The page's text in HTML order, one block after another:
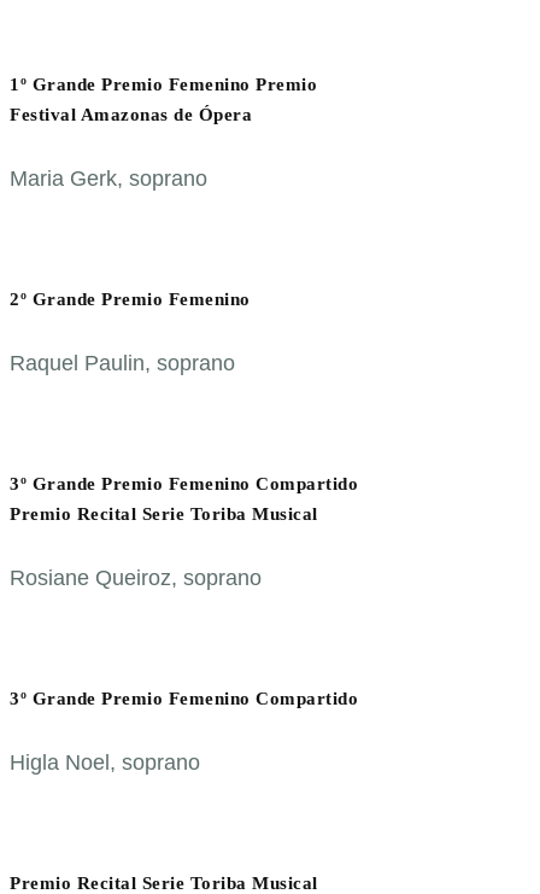
1º Grande Premio Femenino Premio
Festival Amazonas de Ópera
Maria Gerk, soprano
2º Grande Premio Femenino
Raquel Paulin, soprano
3º Grande Premio Femenino Compartido
Premio Recital Serie Toriba Musical
Rosiane Queiroz, soprano
3º Grande Premio Femenino Compartido
Higla Noel, soprano
Premio Recital Serie Toriba Musical